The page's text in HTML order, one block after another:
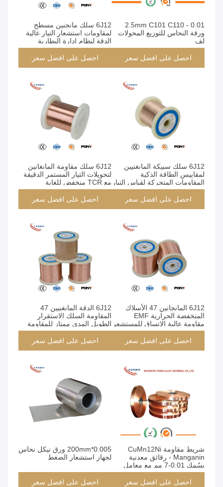
0.01 - 2.5mm C101 C110
ورقة النحاس للتوزيع المحولات
لف
احصل على افضل سعر
6J12 سلك مانجنين مسطح
لمقاومات استشعار التيار عالية
الدقة لنظام إدارة البطارية
(BMS)
احصل على افضل سعر
6J12 سلك سبيكة المانغنيين
لمقاييس الطاقة الذكية
المقاومات المتحركة لقياس التيار
عالية الدقة
احصل على افضل سعر
6J12 سلك مقاومة المانغانين
لتحويلات التيار المستمر الدقيقة
مع TCR منخفض للغاية
واستقرار المقاومة على المدى
الطويلاحصل على افضل سعر
6J12 المانجانين 47 الأسلاك
المنخفضة الحرارية EMF
مقاومة عالية الاتساق للمستشعر
والدوائر الإلكترونية الدقيقة
احصل على افضل سعر
6J12 الدقة المانغنيين 47
المقاومة السلك الاستقرار
الطويل المدى ممتاز للمقاومة
القياسية وأدوات قياس المقياس
احصل على افضل سعر
شريط مقاومة CuMn12Ni
Manganin - رقائق معدنية
بسُمك 0.01-7 مم مع معامل
درجة حرارة منخفضة لتحويلة
مقياس التيار الكهربائي
احصل على افضل سعر
0.005*200mm ورق نيكل نحاس
لجهاز استشعار الضغط
احصل على افضل سعر